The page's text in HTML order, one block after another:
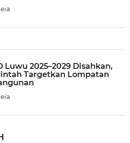
Luwu 2025–2029 Disahkan,
Targetkan Lompatan